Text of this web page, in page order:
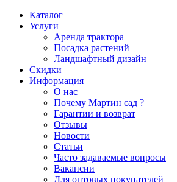
Каталог
Услуги
Аренда трактора
Посадка растений
Ландшафтный дизайн
Скидки
Информация
О нас
Почему Мартин сад ?
Гарантии и возврат
Отзывы
Новости
Статьи
Часто задаваемые вопросы
Вакансии
Для оптовых покупателей